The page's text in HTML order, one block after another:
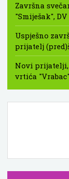
Završna
"Smiješak",
Uspješno
prijatelj
Novi prijatelji,
vrtića